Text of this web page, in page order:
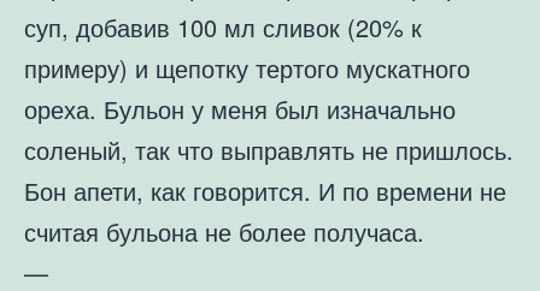
суп, добавив 100 мл сливок (20% к
примеру) и щепотку тертого мускатного
ореха. Бульон у меня был изначально
соленый, так что выправлять не пришлось.
Бон апети, как говорится. И по времени не
считая бульона не более получаса.
—